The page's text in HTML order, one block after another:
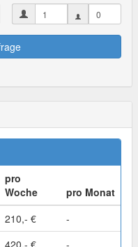
pro
Woche
pro Monat
210,- €
-